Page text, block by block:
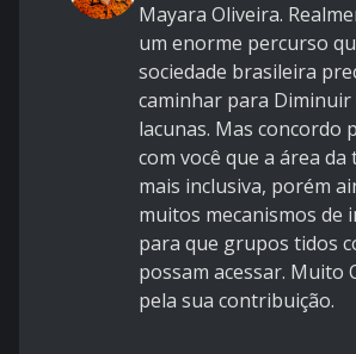
Mayara Oliveira.
um enorme percurso
sociedade brasileira
caminhar para Diminuir
lacunas. Mas concordo
com você que a área da
mais inclusiva, porém
muitos mecanismos de
para que grupos tidos
possam acessar. Muito
pela sua contribuição.